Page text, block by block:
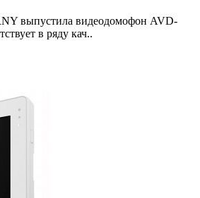
выпустила видеодомофон AVD-
в ряду кач..